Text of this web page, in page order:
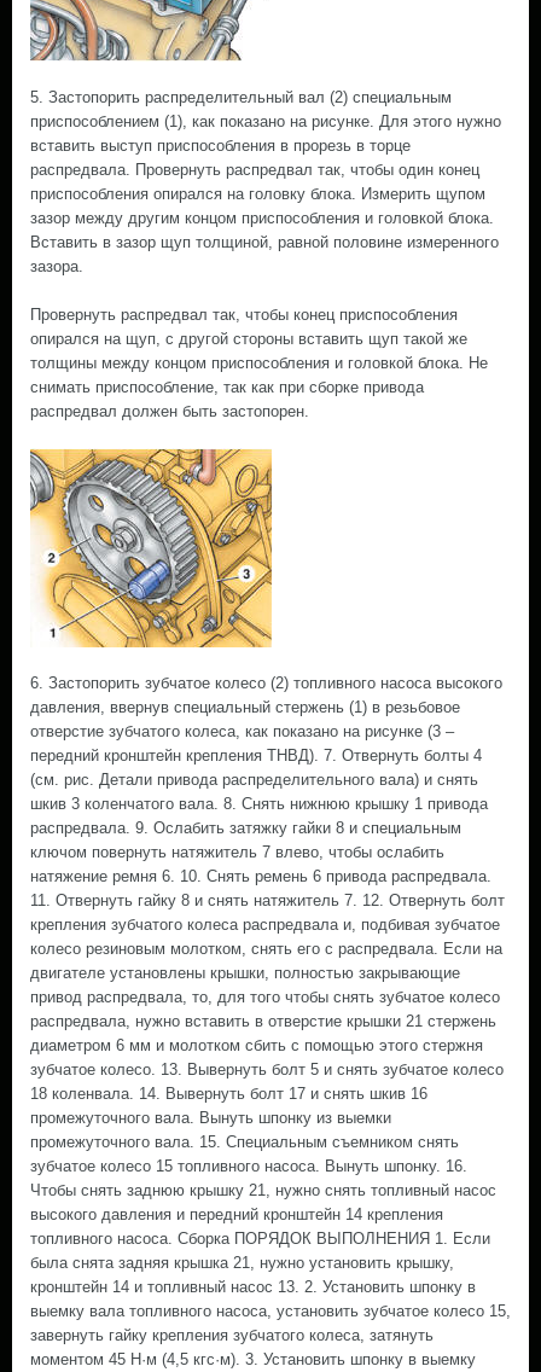
5. Застопорить распределительный вал (2) специальным
приспособлением (1), как показано на рисунке. Для этого нужно
вставить выступ приспособления в прорезь в торце
распредвала. Провернуть распредвал так, чтобы один конец
приспособления опирался на головку блока. Измерить щупом
зазор между другим концом приспособления и головкой блока.
Вставить в зазор щуп толщиной, равной половине измеренного
зазора.
Провернуть распредвал так, чтобы конец приспособления
опирался на щуп, с другой стороны вставить щуп такой же
толщины между концом приспособления и головкой блока. Не
снимать приспособление, так как при сборке привода
распредвал должен быть застопорен.
6. Застопорить зубчатое колесо (2) топливного насоса высокого
давления, ввернув специальный стержень (1) в резьбовое
отверстие зубчатого колеса, как показано на рисунке (3 –
передний кронштейн крепления ТНВД). 7. Отвернуть болты 4
(см. рис. Детали привода распределительного вала) и снять
шкив 3 коленчатого вала. 8. Снять нижнюю крышку 1 привода
распредвала. 9. Ослабить затяжку гайки 8 и специальным
ключом повернуть натяжитель 7 влево, чтобы ослабить
натяжение ремня 6. 10. Снять ремень 6 привода распредвала.
11. Отвернуть гайку 8 и снять натяжитель 7. 12. Отвернуть болт
крепления зубчатого колеса распредвала и, подбивая зубчатое
колесо резиновым молотком, снять его с распредвала. Если на
двигателе установлены крышки, полностью закрывающие
привод распредвала, то, для того чтобы снять зубчатое колесо
распредвала, нужно вставить в отверстие крышки 21 стержень
диаметром 6 мм и молотком сбить с помощью этого стержня
зубчатое колесо. 13. Вывернуть болт 5 и снять зубчатое колесо
18 коленвала. 14. Вывернуть болт 17 и снять шкив 16
промежуточного вала. Вынуть шпонку из выемки
промежуточного вала. 15. Специальным съемником снять
зубчатое колесо 15 топливного насоса. Вынуть шпонку. 16.
Чтобы снять заднюю крышку 21, нужно снять топливный насос
высокого давления и передний кронштейн 14 крепления
топливного насоса. Сборка ПОРЯДОК ВЫПОЛНЕНИЯ 1. Если
была снята задняя крышка 21, нужно установить крышку,
кронштейн 14 и топливный насос 13. 2. Установить шпонку в
выемку вала топливного насоса, установить зубчатое колесо 15,
завернуть гайку крепления зубчатого колеса, затянуть
моментом 45 Н·м (4,5 кгс·м). 3. Установить шпонку в выемку